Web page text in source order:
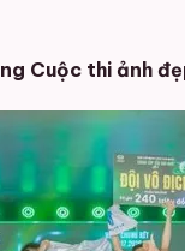
Cuộc thi ảnh